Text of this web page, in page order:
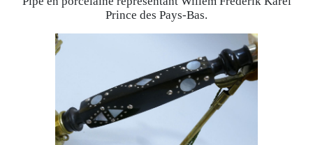
Prince des Pays-Bas.